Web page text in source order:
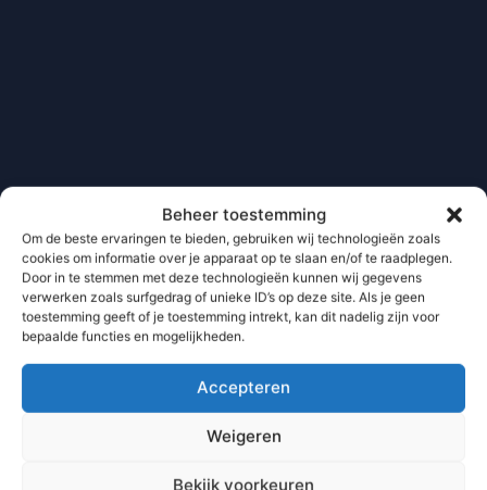
Beheer toestemming
Om de beste ervaringen te bieden, gebruiken wij technologieën zoals
cookies om informatie over je apparaat op te slaan en/of te raadplegen.
Door in te stemmen met deze technologieën kunnen wij gegevens
verwerken zoals surfgedrag of unieke ID’s op deze site. Als je geen
toestemming geeft of je toestemming intrekt, kan dit nadelig zijn voor
bepaalde functies en mogelijkheden.
Accepteren
Weigeren
Bekijk voorkeuren